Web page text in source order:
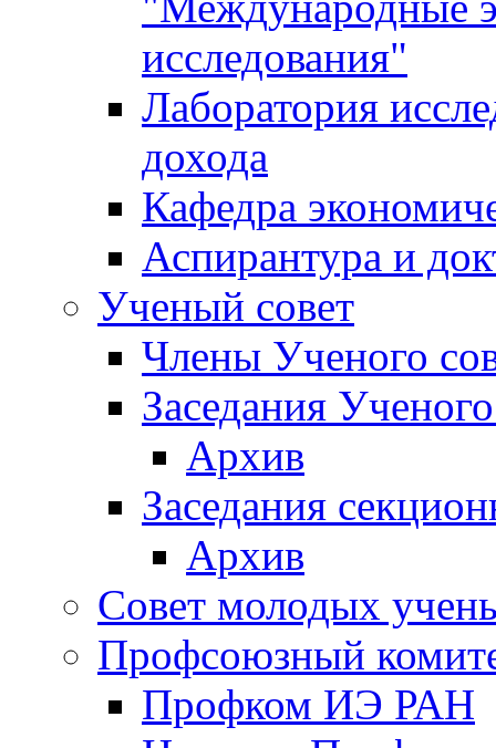
исследования"
Лаборатория
дохода
Кафедра
Аспирантура и
Ученый совет
Члены Ученого
Заседания
Архив
Заседания
Архив
Совет молодых
Профсоюзный
Профком ИЭ РАН